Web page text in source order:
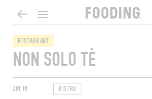
RESTAURANT
NON SOLO TÈ
ZIN IN BISTRO